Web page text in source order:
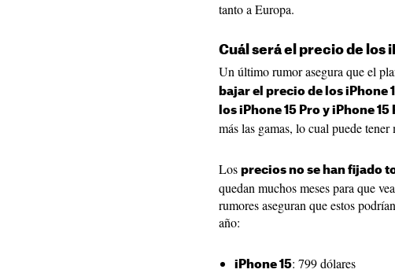
tanto a Europa.
Cuál será el precio de los
Un último rumor asegura que el
bajar el precio de los iPhone
los iPhone 15 Pro y iPhone 15
más las gamas, lo cual puede tener
Los precios no se han fijado
quedan muchos meses para que
rumores aseguran que estos
año:
iPhone 15: 799 dólares